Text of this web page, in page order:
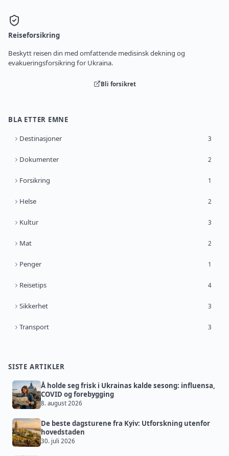
Reiseforsikring
Beskytt reisen din med omfattende medisinsk dekning og
evakueringsforsikring for Ukraina.
Bli forsikret
BLA ETTER EMNE
Destinasjoner 3
Dokumenter 2
Forsikring 1
Helse 2
Kultur 3
Mat 2
Penger 1
Reisetips 4
Sikkerhet 3
Transport 3
SISTE ARTIKLER
Å holde seg frisk i Ukrainas kalde sesong: influensa,
COVID og forebygging
8. august 2026
De beste dagsturene fra Kyiv: Utforskning utenfor
hovedstaden
30. juli 2026